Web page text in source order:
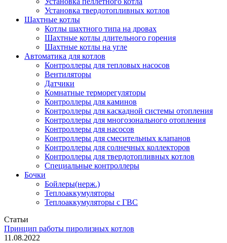
Установка твердотопливных котлов
Шахтные котлы
Котлы шахтного типа на дровах
Шахтные котлы длительного горения
Шахтные котлы на угле
Автоматика для котлов
Контроллеры для тепловых насосов
Вентиляторы
Датчики
Комнатные терморегуляторы
Контроллеры для каминов
Контроллеры для каскадной системы отопления
Контроллеры для многозонального отопления
Контроллеры для насосов
Контроллеры для смесительных клапанов
Контроллеры для солнечных коллекторов
Контроллеры для твердотопливных котлов
Специальные контроллеры
Бочки
Бойлеры(нерж.)
Теплоаккумуляторы
Теплоаккумуляторы с ГВС
Статьи
Принцип работы пиролизных котлов
11.08.2022